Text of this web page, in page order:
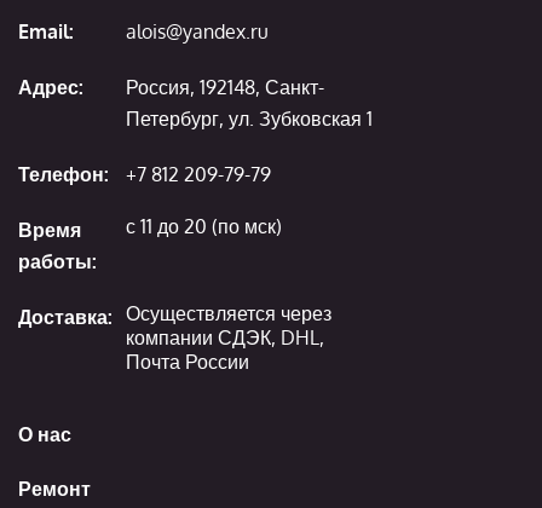
О нас
Ремонт
Email: alois@yandex.ru
Адрес:
Россия, 192148, Санкт-
Петербург, ул. Зубковская 1
Телефон: +7 812 209-79-79
Время
работы:
с 11 до 20 (по мск)
Доставка: Осуществляется через
компании СДЭК, DHL,
Почта России